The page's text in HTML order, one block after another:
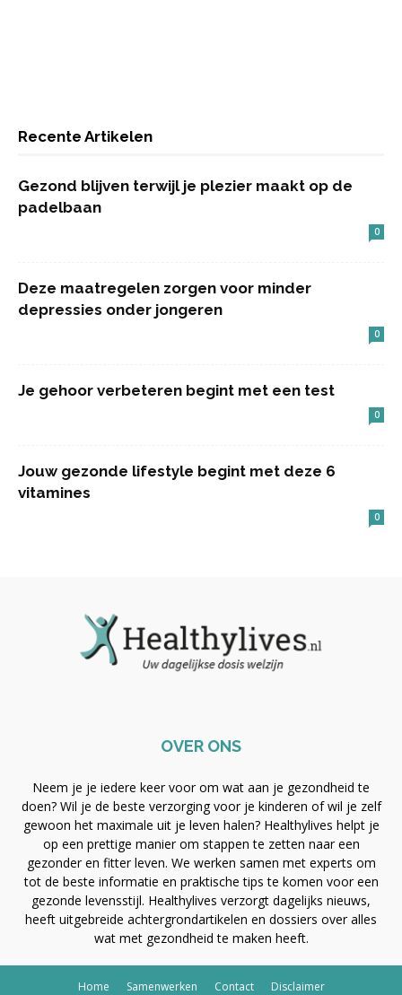
Recente Artikelen
Gezond blijven terwijl je plezier maakt op de
padelbaan
0
Deze maatregelen zorgen voor minder
depressies onder jongeren
0
Je gehoor verbeteren begint met een test
0
Jouw gezonde lifestyle begint met deze 6
vitamines
0
OVER ONS
Neem je je iedere keer voor om wat aan je gezondheid te
doen? Wil je de beste verzorging voor je kinderen of wil je zelf
gewoon het maximale uit je leven halen? Healthylives helpt je
op een prettige manier om stappen te zetten naar een
gezonder en fitter leven. We werken samen met experts om
tot de beste informatie en praktische tips te komen voor een
gezonde levensstijl. Healthylives verzorgt dagelijks nieuws,
heeft uitgebreide achtergrondartikelen en dossiers over alles
wat met gezondheid te maken heeft.
Home Samenwerken Contact Disclaimer